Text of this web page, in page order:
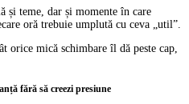
și teme, dar și momente în care
oră trebuie umplută cu ceva „util”.
orice mică schimbare îl dă peste cap,
fără să creezi presiune